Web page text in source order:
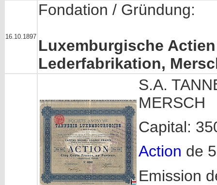
16.10.1897
Fondation / Gründung:
Luxemburgische
Lederfabrikation,
S.A.
MERSCH
Capital:
Action de
Emission